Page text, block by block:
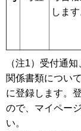
します
（注1）受付通
関係書類につい
に登録します。
ので、マイペー
い。